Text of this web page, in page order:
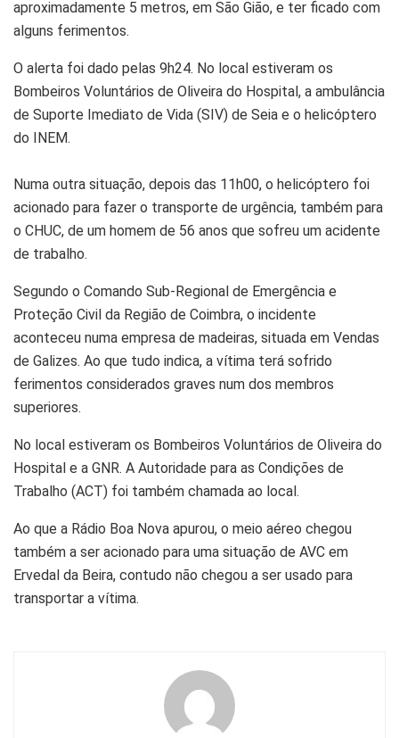
aproximadamente 5 metros, em São Gião, e ter ficado com
alguns ferimentos.
O alerta foi dado pelas 9h24. No local estiveram os
Bombeiros Voluntários de Oliveira do Hospital, a ambulância
de Suporte Imediato de Vida (SIV) de Seia e o helicóptero
do INEM.
Numa outra situação, depois das 11h00, o helicóptero foi
acionado para fazer o transporte de urgência, também para
o CHUC, de um homem de 56 anos que sofreu um acidente
de trabalho.
Segundo o Comando Sub-Regional de Emergência e
Proteção Civil da Região de Coimbra, o incidente
aconteceu numa empresa de madeiras, situada em Vendas
de Galizes. Ao que tudo indica, a vítima terá sofrido
ferimentos considerados graves num dos membros
superiores.
No local estiveram os Bombeiros Voluntários de Oliveira do
Hospital e a GNR. A Autoridade para as Condições de
Trabalho (ACT) foi também chamada ao local.
Ao que a Rádio Boa Nova apurou, o meio aéreo chegou
também a ser acionado para uma situação de AVC em
Ervedal da Beira, contudo não chegou a ser usado para
transportar a vítima.